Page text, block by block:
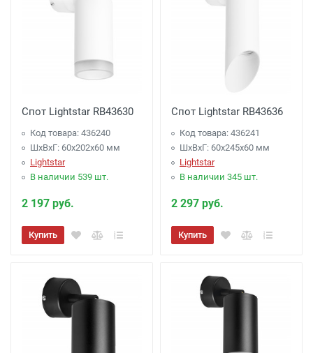
Спот Lightstar RB43630
Код товара: 436240
ШхВхГ: 60x202x60 мм
Lightstar
В наличии 539 шт.
2 197 руб.
Купить
Спот Lightstar RB43636
Код товара: 436241
ШхВхГ: 60x245x60 мм
Lightstar
В наличии 345 шт.
2 297 руб.
Купить